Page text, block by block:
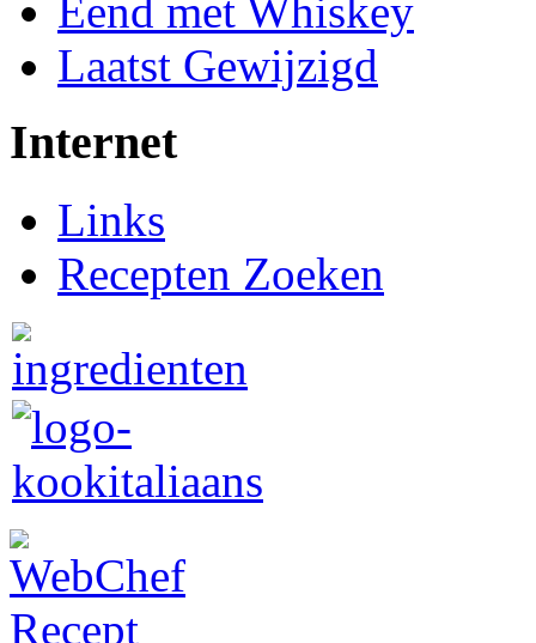
Eend met Whiskey
Laatst Gewijzigd
Internet
Links
Recepten Zoeken